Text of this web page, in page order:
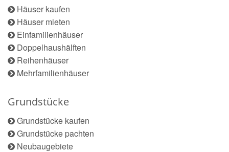
Häuser kaufen
Häuser mieten
Einfamilienhäuser
Doppelhaushälften
Reihenhäuser
Mehrfamilienhäuser
Grundstücke
Grundstücke kaufen
Grundstücke pachten
Neubaugebiete